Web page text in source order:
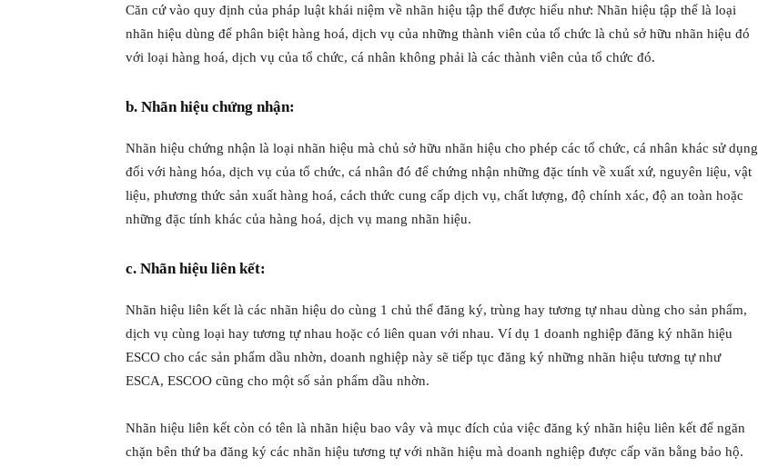
Căn cứ vào quy định của pháp luật khái niệm về nhãn hiệu tập thể được hiểu như: Nhãn hiệu tập thể là loại
nhãn hiệu dùng để phân biệt hàng hoá, dịch vụ của những thành viên của tổ chức là chủ sở hữu nhãn hiệu đó
với loại hàng hoá, dịch vụ của tổ chức, cá nhân không phải là các thành viên của tổ chức đó.
b. Nhãn hiệu chứng nhận:
Nhãn hiệu chứng nhận là loại nhãn hiệu mà chủ sở hữu nhãn hiệu cho phép các tổ chức, cá nhân khác sử dụng
đối với hàng hóa, dịch vụ của tổ chức, cá nhân đó để chứng nhận những đặc tính về xuất xứ, nguyên liệu, vật
liệu, phương thức sản xuất hàng hoá, cách thức cung cấp dịch vụ, chất lượng, độ chính xác, độ an toàn hoặc
những đặc tính khác của hàng hoá, dịch vụ mang nhãn hiệu.
c. Nhãn hiệu liên kết:
Nhãn hiệu liên kết là các nhãn hiệu do cùng 1 chủ thể đăng ký, trùng hay tương tự nhau dùng cho sản phẩm,
dịch vụ cùng loại hay tương tự nhau hoặc có liên quan với nhau. Ví dụ 1 doanh nghiệp đăng ký nhãn hiệu
ESCO cho các sản phẩm dầu nhờn, doanh nghiệp này sẽ tiếp tục đăng ký những nhãn hiệu tương tự như
ESCA, ESCOO cũng cho một số sản phẩm dầu nhờn.
Nhãn hiệu liên kết còn có tên là nhãn hiệu bao vây và mục đích của việc đăng ký nhãn hiệu liên kết để ngăn
chặn bên thứ ba đăng ký các nhãn hiệu tương tự với nhãn hiệu mà doanh nghiệp được cấp văn bằng bảo hộ.